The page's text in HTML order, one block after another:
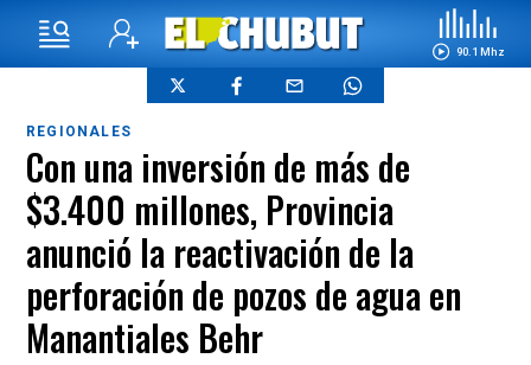
90.1 Mhz
REGIONALES
Con una inversión de más de
$3.400 millones, Provincia
anunció la reactivación de la
perforación de pozos de agua en
Manantiales Behr